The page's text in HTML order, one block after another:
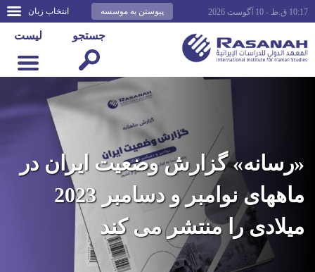
انتخاب زبان پیوستن به موسسه 10:17 ق.ظ - 10 آگوست 2026
لیست جستجو
«رسانه» گزارش وضعیت ایران در
ماههای نوامبر و دسامبر 2023
میلادی را منتشر می کند